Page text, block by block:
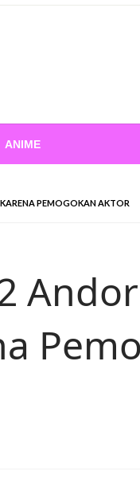
ANIME
PEMOGOKAN AKTOR
Andor